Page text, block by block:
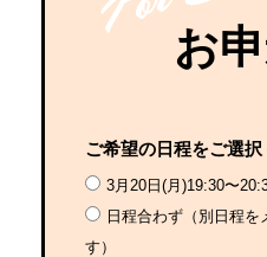
お
ご希望の日程をご選
3月20日(月)19:30〜
日程合わず（別日程を
す）